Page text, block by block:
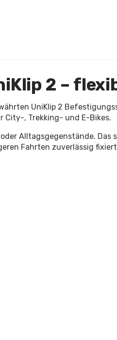
2 –
UniKlip 2
City-, Trekking- und E-Bikes.
Alltagsgegenstände.
Fahrten zuverlässig